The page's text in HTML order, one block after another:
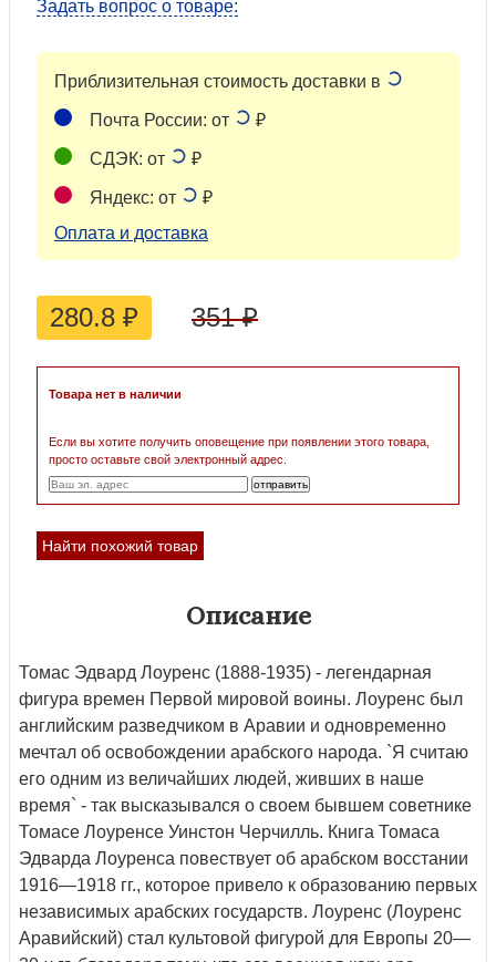
Задать вопрос о товаре:
Приблизительная стоимость доставки в
Почта России: от ₽
СДЭК: от ₽
Яндекс: от
₽
Оплата и доставка
280.8 ₽ 351₽
Товара нет в наличии
Если вы хотите получить оповещение при появлении этого товара,
просто оставьте свой электронный адрес.
Найти похожий товар
Описание
Томас Эдвард Лоуренс (1888-1935) - легендарная
фигура времен Первой мировой воины. Лоуренс был
английским разведчиком в Аравии и одновременно
мечтал об освобождении арабского народа. `Я считаю
его одним из величайших людей, живших в наше
время` - так высказывался о своем бывшем советнике
Томасе Лоуренсе Уинстон Черчилль. Книга Томаса
Эдварда Лоуренса повествует об арабском восстании
1916—1918 гг., которое привело к образованию первых
независимых арабских государств. Лоуренс (Лоуренс
Аравийский) стал культовой фигурой для Европы 20—